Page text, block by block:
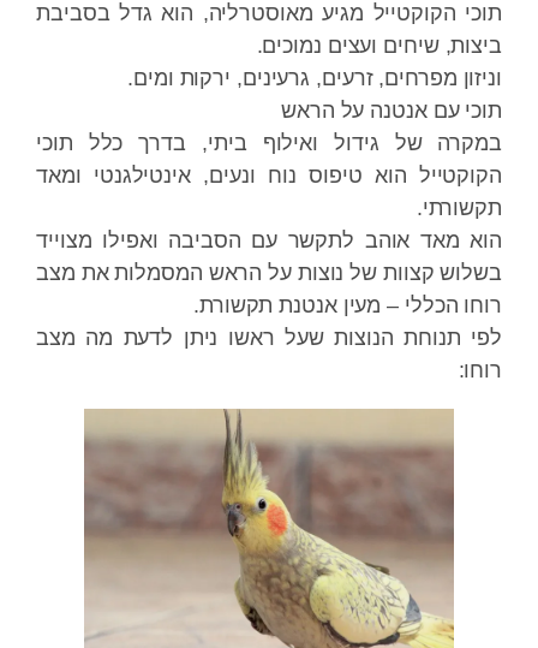
הקוקטייל מגיע מאוסטרליה, הוא גדל בסביבת
שיחים ועצים נמוכים.
מפרחים, זרעים, גרעינים, ירקות ומים.
עם אנטנה על הראש
של גידול ואילוף ביתי, בדרך כלל תוכי
הוא טיפוס נוח ונעים, אינטילגנטי ומאד
מאד אוהב לתקשר עם הסביבה ואפילו מצוייד
קצוות של נוצות על הראש המסמלות את מצב
הכללי – מעין אנטנת תקשורת.
תנוחת הנוצות שעל ראשו ניתן לדעת מה מצב